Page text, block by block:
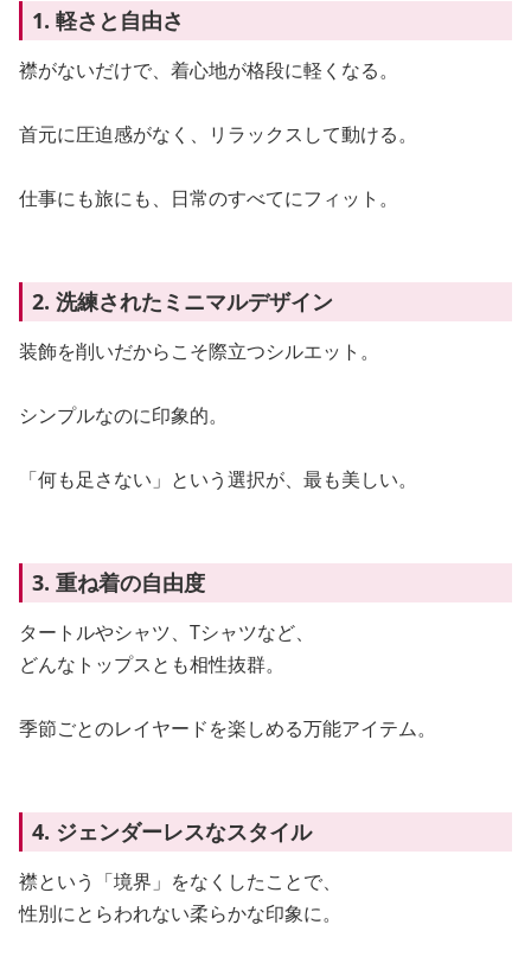
1. 軽さと自由さ
襟がないだけで、着心地が格段に軽くなる。
首元に圧迫感がなく、リラックスして動ける。
仕事にも旅にも、日常のすべてにフィット。
2. 洗練されたミニマルデザイン
装飾を削いだからこそ際立つシルエット。
シンプルなのに印象的。
「何も足さない」という選択が、最も美しい。
3. 重ね着の自由度
タートルやシャツ、Tシャツなど、
どんなトップスとも相性抜群。
季節ごとのレイヤードを楽しめる万能アイテム。
4. ジェンダーレスなスタイル
襟という「境界」をなくしたことで、
性別にとらわれない柔らかな印象に。